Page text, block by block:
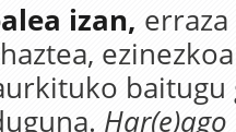
izan, erraza
baitugu
Har(e)ago